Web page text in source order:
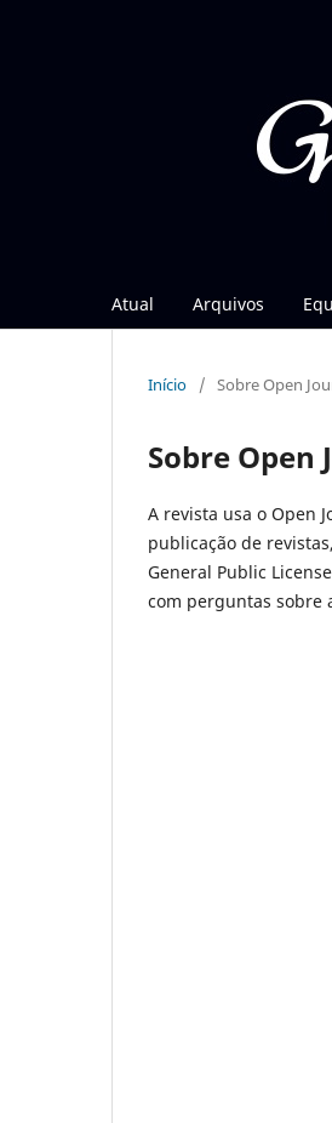
Atual Arquivos
Início / Sobre Open
Sobre Open
A revista usa o Open
publicação de
General Public
com perguntas sobre